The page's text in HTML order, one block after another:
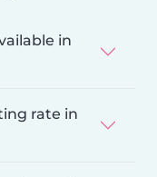
in
rate in